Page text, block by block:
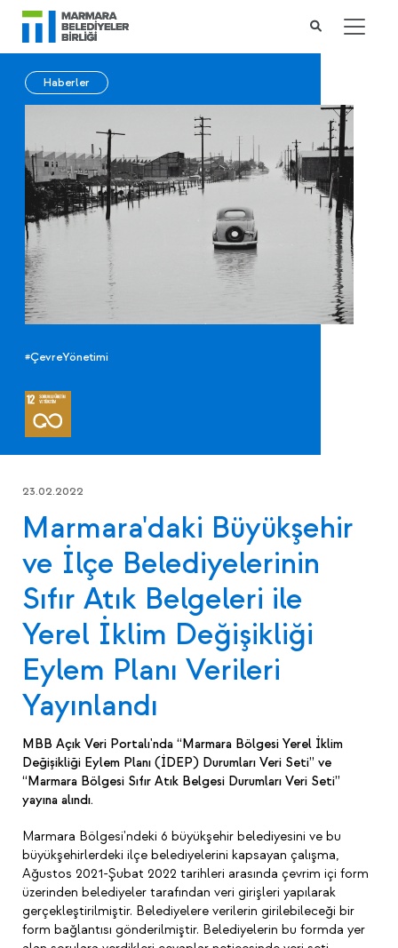
Haberler
#ÇevreYönetimi
23.02.2022
Marmara'daki Büyükşehir
ve İlçe Belediyelerinin
Sıfır Atık Belgeleri ile
Yerel İklim Değişikliği
Eylem Planı Verileri
Yayınlandı
MBB Açık Veri Portalı'nda “Marmara Bölgesi Yerel İklim
Değişikliği Eylem Planı (İDEP) Durumları Veri Seti” ve
“Marmara Bölgesi Sıfır Atık Belgesi Durumları Veri Seti”
yayına alındı.
Marmara Bölgesi'ndeki 6 büyükşehir belediyesini ve bu
büyükşehirlerdeki ilçe belediyelerini kapsayan çalışma,
Ağustos 2021-Şubat 2022 tarihleri arasında çevrim içi form
üzerinden belediyeler tarafından veri girişleri yapılarak
gerçekleştirilmiştir. Belediyelere verilerin girilebileceği bir
form bağlantısı gönderilmiştir. Belediyelerin bu formda yer